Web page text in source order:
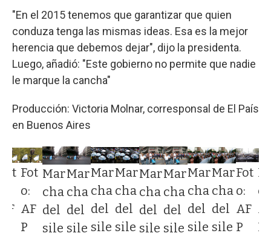
"En el 2015 tenemos que garantizar que quien
conduza tenga las mismas ideas. Esa es la mejor
herencia que debemos dejar", dijo la presidenta.
Luego, añadió: "Este gobierno no permite que nadie
le marque la cancha"
Producción: Victoria Molnar, corresponsal de El País
en Buenos Aires
Fot
o:
AF
P
Mar
cha
del
sile
Mar
cha
del
sile
Mar
cha
del
sile
Mar
cha
del
sile
Mar
cha
del
sile
Mar
cha
del
sile
Mar
cha
del
sile
Mar
cha
del
sile
Fot
o:
AF
P
o:
P